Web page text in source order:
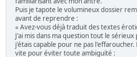
Puis je tapote le volumineux dossier
avant de reprendre :
« Avez-vous déjà traduit des textes
J'ai mis dans ma question tout le
j'étais capable pour ne pas
vite pour éviter toute ambiguïté :